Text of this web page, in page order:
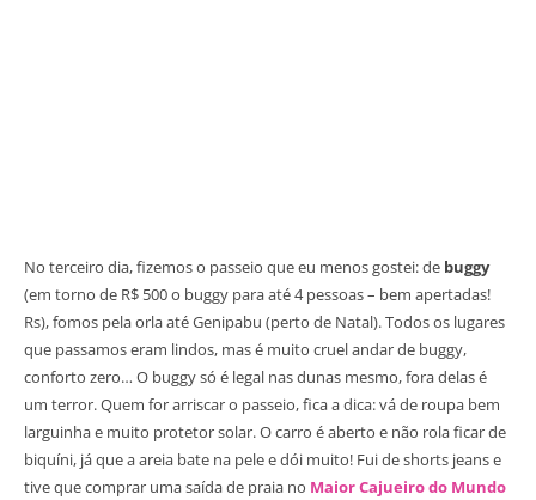
No terceiro dia, fizemos o passeio que eu menos gostei: de buggy
(em torno de R$ 500 o buggy para até 4 pessoas – bem apertadas!
Rs), fomos pela orla até Genipabu (perto de Natal). Todos os lugares
que passamos eram lindos, mas é muito cruel andar de buggy,
conforto zero… O buggy só é legal nas dunas mesmo, fora delas é
um terror. Quem for arriscar o passeio, fica a dica: vá de roupa bem
larguinha e muito protetor solar. O carro é aberto e não rola ficar de
biquíni, já que a areia bate na pele e dói muito! Fui de shorts jeans e
tive que comprar uma saída de praia no Maior Cajueiro do Mundo